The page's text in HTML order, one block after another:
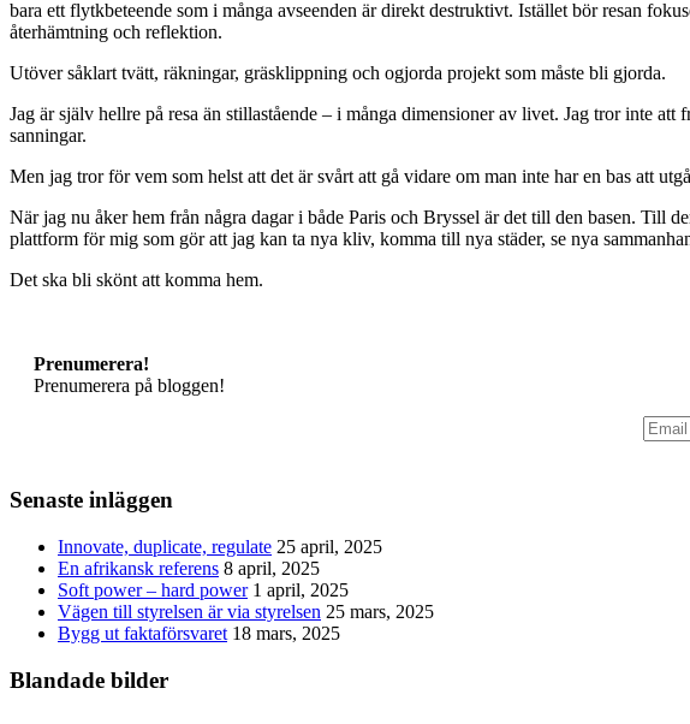
bara ett flytkbeteende som i många avseenden är direkt destruktivt. Istället bör resan
återhämtning och reflektion.
Utöver såklart tvätt, räkningar, gräsklippning och ogjorda projekt som måste bli gjorda.
Jag är själv hellre på resa än stillastående – i många dimensioner av livet. Jag tror inte
sanningar.
Men jag tror för vem som helst att det är svårt att gå vidare om man inte har en bas att
När jag nu åker hem från några dagar i både Paris och Bryssel är det till den basen. Till
plattform för mig som gör att jag kan ta nya kliv, komma till nya städer, se nya
Det ska bli skönt att komma hem.
Prenumerera!
Prenumerera på bloggen!
Senaste inläggen
Innovate, duplicate, regulate 25 april, 2025
En afrikansk referens 8 april, 2025
Soft power – hard power 1 april, 2025
Vägen till styrelsen är via styrelsen 25 mars, 2025
Bygg ut faktaförsvaret 18 mars, 2025
Blandade bilder